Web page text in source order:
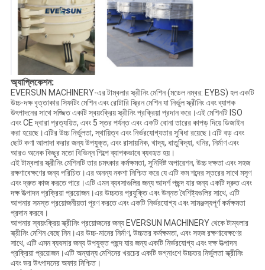
অ্যাপ্লিকেশন:
EVERSUN MACHINERY-এর টাম্বলার স্ক্রীনিং মেশিন (মডেল নম্বর: EYBS) হল একটি
উচ্চ-দক্ষ বৃত্তাকার সিফটিং মেশিন এবং রোটারি স্ক্রিন মেশিন যা নির্ভুল স্ক্রীনিং এবং ব্যাপক
উৎপাদনের সাথে সজ্জিত একটি স্বয়ংক্রিয় স্ক্রীনিং প্রক্রিয়া প্রদান করে।এই মেশিনটি ISO
এবং CE দ্বারা প্রত্যয়িত, এবং 5 স্তর পর্যন্ত এবং একটি বোনা তারের কাপড় দিয়ে ডিজাইন
করা হয়েছে।এটির উচ্চ নির্ভুলতা, স্থায়িত্ব এবং নির্ভরযোগ্যতার সুবিধা রয়েছে।এটি বড় এবং
ছোট কণা আলাদা করার জন্য উপযুক্ত, এবং রাসায়নিক, খাদ্য, ধাতুবিদ্যা, খনির, নির্মাণ এবং
আরও অনেক কিছুর মতো বিভিন্ন শিল্পে ব্যাপকভাবে ব্যবহৃত হয়।
এই টাম্বলার স্ক্রীনিং মেশিনটি তার চমৎকার কর্মক্ষমতা, সুনির্দিষ্ট অপারেশন, উচ্চ দক্ষতা এবং সহজ
রক্ষণাবেক্ষণের জন্য পরিচিত।এর অনন্য নকশা নিশ্চিত করে যে এটি কম শব্দের স্তরের সাথে মসৃণ
এবং দ্রুত কাজ করতে পারে।এটি এমন ব্যবসাগুলির জন্য আদর্শ পছন্দ যার জন্য একটি দ্রুত এবং
দক্ষ উত্পাদন প্রক্রিয়া প্রয়োজন।এর উচ্চতর প্রযুক্তি এবং উন্নত বৈশিষ্ট্যগুলির সাথে, এটি
আপনার সমস্ত প্রয়োজনীয়তা পূরণ করতে এবং একটি নির্ভরযোগ্য এবং সামঞ্জস্যপূর্ণ কর্মক্ষমতা
প্রদান করবে।
আপনার স্বয়ংক্রিয় স্ক্রীনিং প্রয়োজনের জন্য EVERSUN MACHINERY থেকে টাম্বলার
স্ক্রীনিং মেশিন বেছে নিন।এর উচ্চ-মানের নির্মাণ, উচ্চতর কর্মক্ষমতা, এবং সহজ রক্ষণাবেক্ষণের
সাথে, এটি এমন ব্যবসার জন্য উপযুক্ত পছন্দ যার জন্য একটি নির্ভরযোগ্য এবং দক্ষ উত্পাদন
প্রক্রিয়া প্রয়োজন।এটি অন্যান্য মেশিনের খরচের একটি ভগ্নাংশে উচ্চতর নির্ভুলতা স্ক্রীনিং
এবং ভর উৎপাদনের অফার নিশ্চিত।